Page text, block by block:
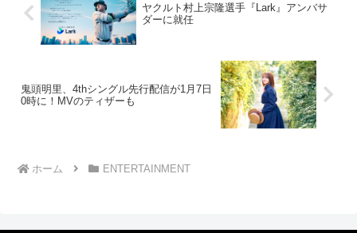
ヤクルト村上宗隆選手『Lark』アンバサ
ダーに就任
鬼頭明里、4thシングル先行配信が1月7日
0時に！MVのティザーも
ホーム ENTERTAINMENT